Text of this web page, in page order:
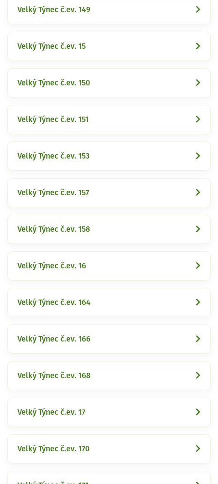
Velký Týnec č.ev. 149
Velký Týnec č.ev. 15
Velký Týnec č.ev. 150
Velký Týnec č.ev. 151
Velký Týnec č.ev. 153
Velký Týnec č.ev. 157
Velký Týnec č.ev. 158
Velký Týnec č.ev. 16
Velký Týnec č.ev. 164
Velký Týnec č.ev. 166
Velký Týnec č.ev. 168
Velký Týnec č.ev. 17
Velký Týnec č.ev. 170